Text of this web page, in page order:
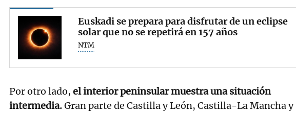
Euskadi se prepara para disfrutar de un eclipse
solar que no se repetirá en 157 años
NTM
Por otro lado, el interior peninsular muestra una situación
intermedia.Gran parte de Castilla y León, Castilla-La Mancha y